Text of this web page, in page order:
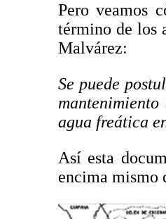
Pero veamos
término de los
Malvárez:
Se puede
agua freática
Así esta
encima mismo